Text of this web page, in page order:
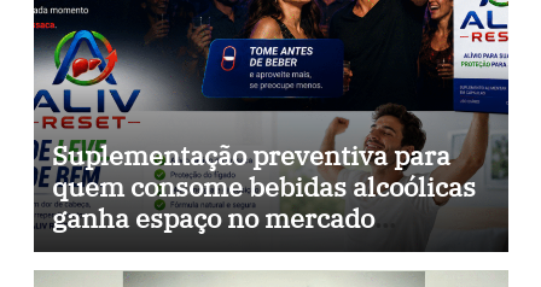
Suplementação preventiva para
quem consome bebidas alcoólicas
ganha espaço no mercado
brasileiro